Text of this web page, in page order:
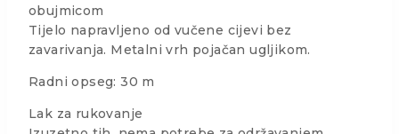
obujmicom
Tijelo napravljeno od vučene cijevi bez
zavarivanja. Metalni vrh pojačan ugljikom.
Radni opseg: 30 m
Lak za rukovanje